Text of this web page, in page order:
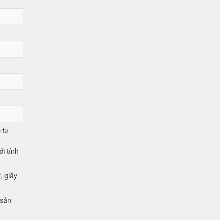
tu
tính
giấy